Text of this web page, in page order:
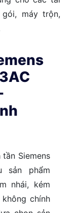
máy trộn,
Siemens
sản phẩm
nhái, kém
chính